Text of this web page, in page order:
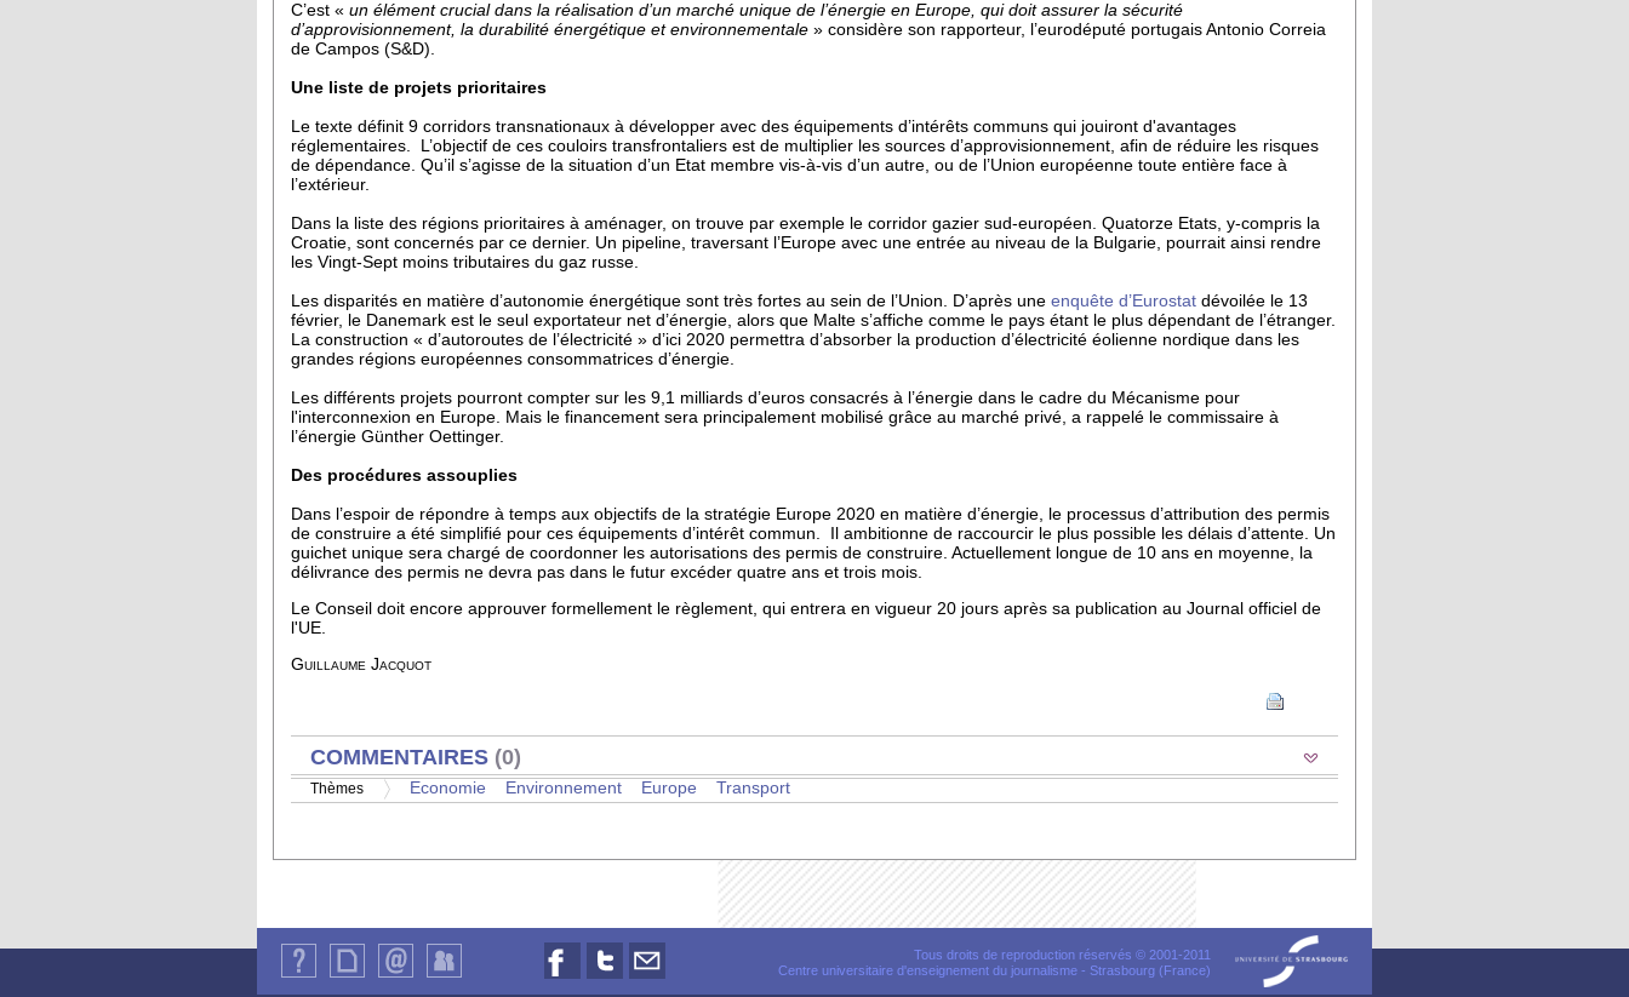
C’est « un élément crucial dans la réalisation d’un marché unique de l’énergie en Europe, qui doit assurer la sécurité
d’approvisionnement, la durabilité énergétique et environnementale » considère son rapporteur, l’eurodéputé portugais Antonio Correia
de Campos (S&D).
Une liste de projets prioritaires
Le texte définit 9 corridors transnationaux à développer avec des équipements d’intérêts communs qui jouiront d'avantages
réglementaires. L’objectif de ces couloirs transfrontaliers est de multiplier les sources d’approvisionnement, afin de réduire les risques
de dépendance. Qu’il s’agisse de la situation d’un Etat membre vis-à-vis d’un autre, ou de l’Union européenne toute entière face à
l’extérieur.
Dans la liste des régions prioritaires à aménager, on trouve par exemple le corridor gazier sud-européen. Quatorze Etats, y-compris la
Croatie, sont concernés par ce dernier. Un pipeline, traversant l’Europe avec une entrée au niveau de la Bulgarie, pourrait ainsi rendre
les Vingt-Sept moins tributaires du gaz russe.
Les disparités en matière d’autonomie énergétique sont très fortes au sein de l’Union. D’après une enquête d’Eurostat dévoilée le 13
février, le Danemark est le seul exportateur net d’énergie, alors que Malte s’affiche comme le pays étant le plus dépendant de l’étranger.
La construction « d’autoroutes de l’électricité » d’ici 2020 permettra d’absorber la production d’électricité éolienne nordique dans les
grandes régions européennes consommatrices d’énergie.
Les différents projets pourront compter sur les 9,1 milliards d’euros consacrés à l’énergie dans le cadre du Mécanisme pour
l'interconnexion en Europe. Mais le financement sera principalement mobilisé grâce au marché privé, a rappelé le commissaire à
l’énergie Günther Oettinger.
Des procédures assouplies
Dans l’espoir de répondre à temps aux objectifs de la stratégie Europe 2020 en matière d’énergie, le processus d’attribution des permis
de construire a été simplifié pour ces équipements d’intérêt commun. Il ambitionne de raccourcir le plus possible les délais d’attente. Un
guichet unique sera chargé de coordonner les autorisations des permis de construire. Actuellement longue de 10 ans en moyenne, la
délivrance des permis ne devra pas dans le futur excéder quatre ans et trois mois.
Le Conseil doit encore approuver formellement le règlement, qui entrera en vigueur 20 jours après sa publication au Journal officiel de
l'UE.
Guillaume Jacquot
AFFICHER
COMMENTAIRES (0)
Thèmes Economie Environnement Europe Transport
Tous droits de reproduction réservés © 2001-2011
Centre universitaire d'enseignement du journalisme - Strasbourg (France)